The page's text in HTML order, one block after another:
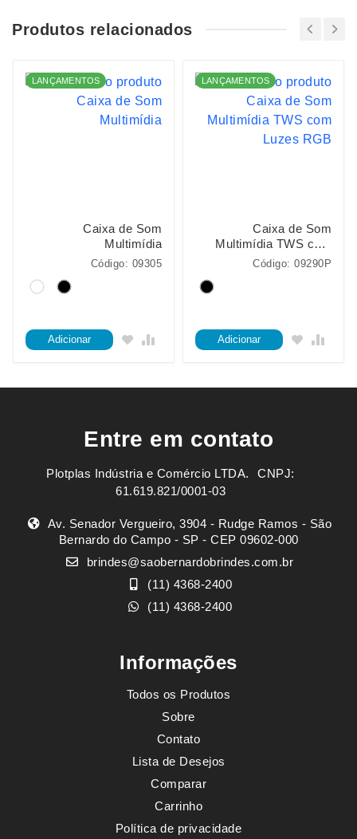
Produtos relacionados
LANÇAMENTOS
Caixa de Som
Multimídia
Código: 09305
Adicionar
LANÇAMENTOS
Caixa de Som
Multimídia TWS com
Luzes RGB
Código: 09290P
Adicionar
Entre em contato
Plotplas Indústria e Comércio LTDA. ㅤㅤㅤ CNPJ:
61.619.821/0001-03
Av. Senador Vergueiro, 3904 - Rudge Ramos - São
Bernardo do Campo - SP - CEP 09602-000
brindes@saobernardobrindes.com.br
(11) 4368-2400
(11) 4368-2400
Informações
Todos os Produtos
Sobre
Contato
Lista de Desejos
Comparar
Carrinho
Política de privacidade